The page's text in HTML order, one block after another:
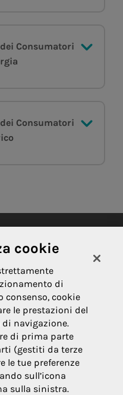
Consumatori
Consumatori
home
- 00154 Roma
cookie
di
consenso, cookie
le prestazioni del
di navigazione.
di prima parte
(gestiti da terze
le tue preferenze
sull’icona
sulla sinistra.